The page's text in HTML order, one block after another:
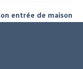
entrée de maison